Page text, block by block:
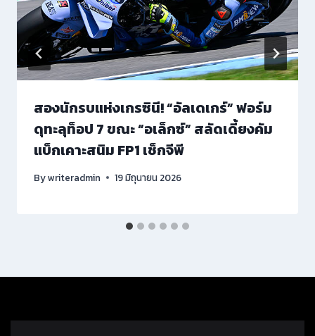
สองนักรบแห่งเกรซินี! “อัลเดเกร์” ฟอร์ม
ดุทะลุท็อป 7 ขณะ “อเล็กซ์” สลัดเดี้ยงคัม
แบ็กเคาะสนิม FP1 เช็กจีพี
Bywriteradmin 19 มิถุนายน 2026